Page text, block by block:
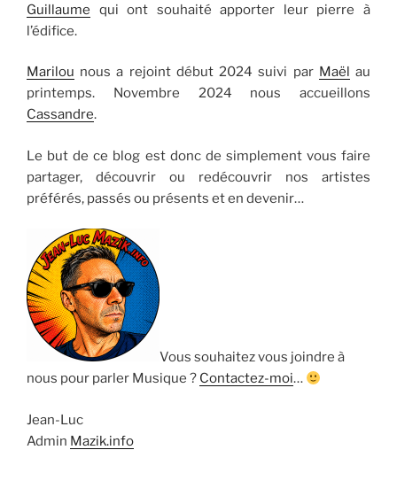
Guillaume qui ont souhaité apporter leur pierre à
l’édifice.
Marilou nous a rejoint début 2024 suivi par Maël
au
printemps. Novembre 2024 nous accueillons
Cassandre.
Le but de ce blog est donc de simplement vous faire
partager, découvrir ou redécouvrir nos artistes
préférés, passés ou présents et en devenir…
Vous souhaitez vous joindre à
nous pour parler Musique ? Contactez-moi…
Jean-Luc
Admin Mazik.info